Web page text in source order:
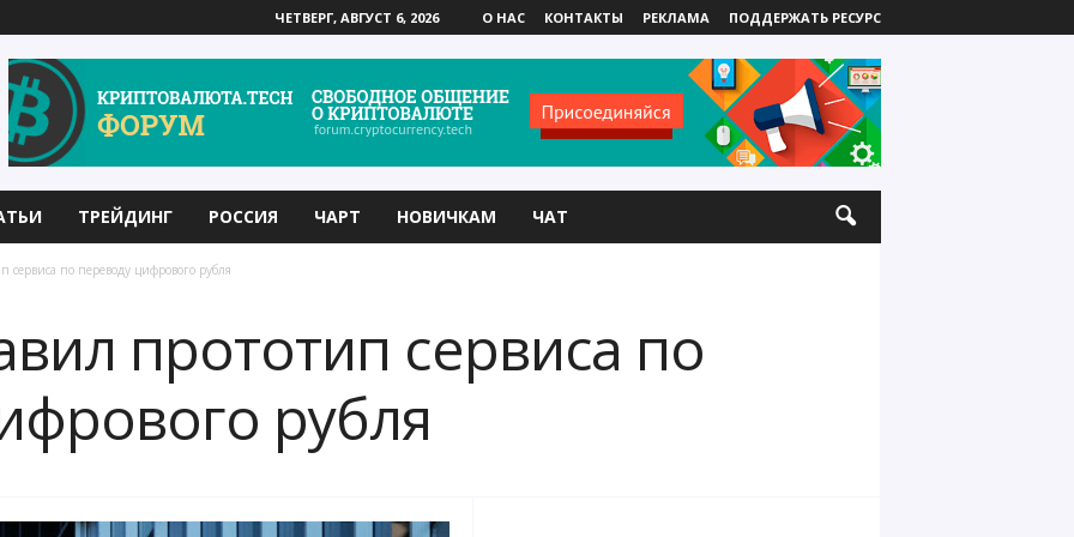
ЧЕТВЕРГ, АВГУСТ 6, 2026 О НАС КОНТАКТЫ РЕКЛАМА ПОДДЕРЖАТЬ РЕСУРС
ТРЕЙДИНГ РОССИЯ ЧАРТ НОВИЧКАМ ЧАТ
сервиса по переводу цифрового рубля
прототип сервиса по
рубля